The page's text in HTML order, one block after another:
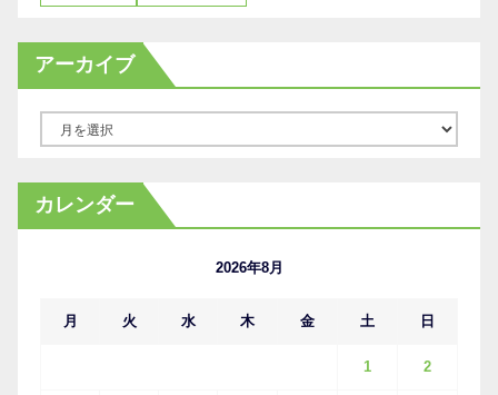
アーカイブ
カ
イ
カレンダー
2026年8月
月 火 水 木 金 土 日
1 2